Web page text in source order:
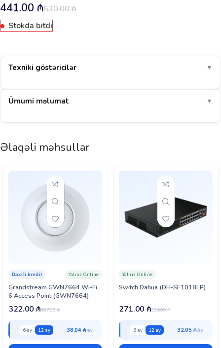
530.00₼
441.00 ₼
Stokda bitdi
Texniki göstəricilər ▼
Ümumi məlumat ▼
Əlaqəli məhsullar
Grandstream GWN7664 Wi-Fi
6 Access Point (GWN7664)
Daxili kredit Yalnız Online
387.00₼
322.00 ₼
6 ay 12 ay 38,04 ₼
Switch Dahua (DH-SF1018LP)
Yalnız Online
326.00₼
271.00 ₼
6 ay 12 ay 32,05 ₼